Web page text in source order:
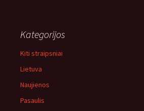
Kategorijos
Kiti straipsniai
Lietuva
Naujienos
Pasaulis